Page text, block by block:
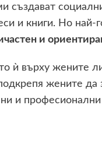
създават
и книги. Но
и
ѝ върху жените
жените да
и професионални